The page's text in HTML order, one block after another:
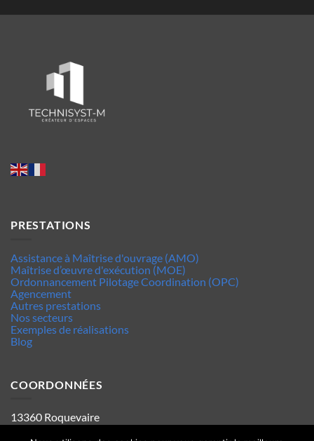
PRESTATIONS
Assistance à Maîtrise d'ouvrage (AMO)
Maîtrise d’œuvre d'exécution (MOE)
Ordonnancement Pilotage Coordination (OPC)
Agencement
Autres prestations
Nos secteurs
Exemples de réalisations
Blog
COORDONNÉES
13360 Roquevaire
Tel : 06.63.70.62.44